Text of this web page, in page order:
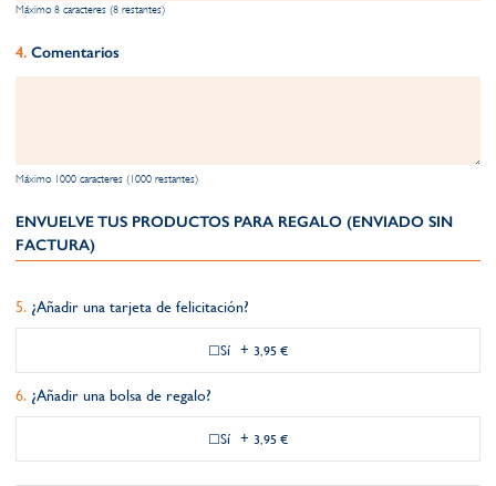
Máximo 8 caracteres (8 restantes)
Comentarios
Máximo 1000 caracteres (1000 restantes)
ENVUELVE TUS PRODUCTOS PARA REGALO (ENVIADO SIN
FACTURA)
¿Añadir una tarjeta de felicitación?
Sí + 3,95 €
¿Añadir una bolsa de regalo?
Sí + 3,95 €